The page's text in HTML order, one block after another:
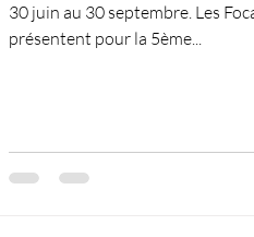
30 juin au 30 septembre. Les
présentent pour la 5ème...